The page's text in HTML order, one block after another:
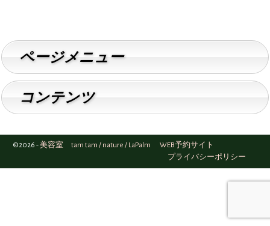
e
b
o
o
k
o
d
o
n
l
ページメニュー
コンテンツ
©2026 -美容室 tam tam / nature / LaPalm WEB予約サイト
プライバシーポリシー